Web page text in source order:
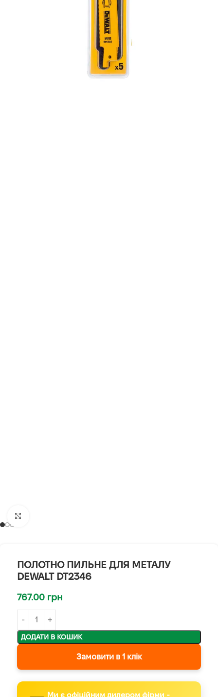
ПОЛОТНО ПИЛЬНЕ ДЛЯ МЕТАЛУ
DEWALT DT2346
767.00 грн
ДОДАТИ В КОШИК
Замовити в 1 клік
Ми є офіційним дилером фірми -